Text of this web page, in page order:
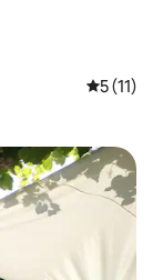
從 11 則
5 (11)